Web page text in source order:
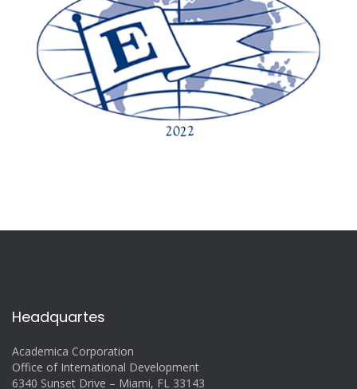
Headquartes
Academica Corporation
Office of International Development
6340 Sunset Drive – Miami, FL 33143